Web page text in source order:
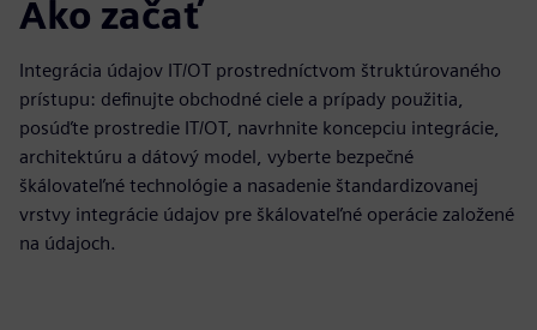
Ako začať
Integrácia údajov IT/OT prostredníctvom štruktúrovaného
prístupu: definujte obchodné ciele a prípady použitia,
posúďte prostredie IT/OT, navrhnite koncepciu integrácie,
architektúru a dátový model, vyberte bezpečné
škálovateľné technológie a nasadenie štandardizovanej
vrstvy integrácie údajov pre škálovateľné operácie založené
na údajoch.